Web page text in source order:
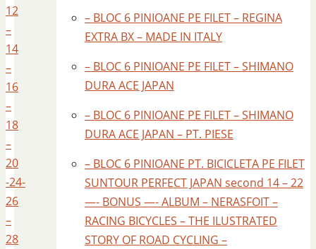
12
–
14
–
16
–
18
–
20
-24-
26
–
28
– BLOC 6 PINIOANE PE FILET – REGINA
EXTRA BX – MADE IN ITALY
– BLOC 6 PINIOANE PE FILET – SHIMANO
DURA ACE JAPAN
– BLOC 6 PINIOANE PE FILET – SHIMANO
DURA ACE JAPAN – PT. PIESE
– BLOC 6 PINIOANE PT. BICICLETA PE FILET
SUNTOUR PERFECT JAPAN second 14 – 22
—- BONUS —- ALBUM – NERASFOIT –
RACING BICYCLES – THE ILUSTRATED
STORY OF ROAD CYCLING –